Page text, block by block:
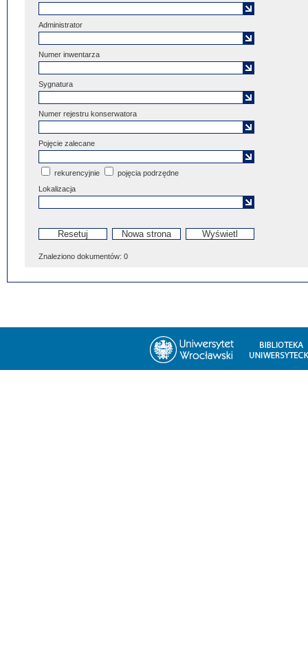
Administrator
Numer inwentarza
Sygnatura
Numer rejestru konserwatora
Pojęcie zalecane
rekurencyjnie
pojęcia podrzędne
Lokalizacja
Znaleziono dokumentów: 0